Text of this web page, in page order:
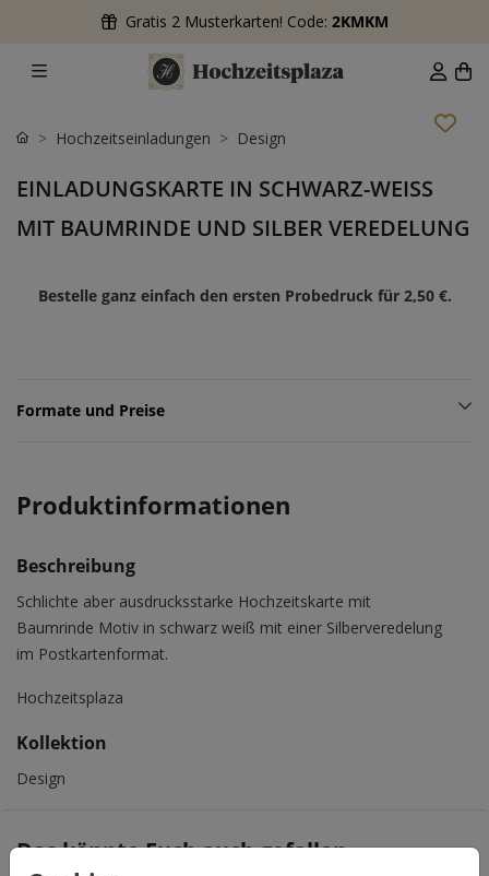
Gratis 2 Musterkarten! Code: 2KMKM
Hochzeitseinladungen Design
EINLADUNGSKARTE IN SCHWARZ-WEISS M
IT BAUMRINDE UND SILBER VEREDELUNG
Bestelle ganz einfach den ersten Probedruck für 2,50 €.
Formate und Preise
Produktinformationen
Beschreibung
Schlichte aber ausdrucksstarke Hochzeitskarte mit
Baumrinde Motiv in schwarz weiß mit einer Silberveredelung
im Postkartenformat.
Hochzeitsplaza
Kollektion
Design
Das könnte Euch auch gefallen